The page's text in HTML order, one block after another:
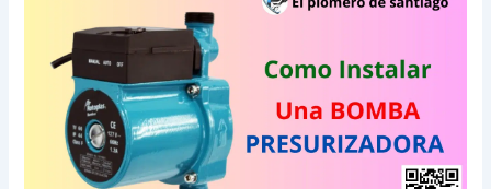
Instalar
BOMBA
PRESURIZADORA